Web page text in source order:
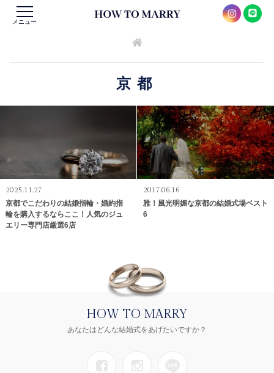
メニュー
京都
2025.11.27
京都でこだわりの結婚指輪・婚約指
輪を購入するならここ！人気のジュ
エリー専門店厳選6店
2017.06.16
雅！風光明媚な京都の結婚式場ベスト
6
HOW TO MARRY
あなたはどんな結婚式をあげたいですか？